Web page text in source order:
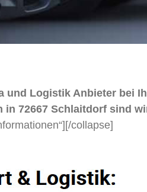
und Logistik Anbieter bei
72667 Schlaitdorf sind
[/collapse]